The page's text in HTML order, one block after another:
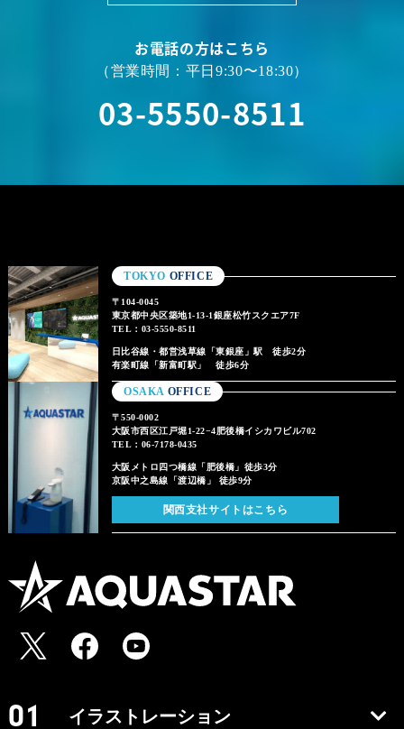
お電話の方はこちら
（営業時間：平日9:30〜18:30）
03-5550-8511
TOKYO OFFICE
〒104-0045
東京都中央区築地1-13-1銀座松竹スクエア7F
TEL：03-5550-8511
日比谷線・都営浅草線「東銀座」駅 徒歩2分
有楽町線「新富町駅」 徒歩6分
OSAKA OFFICE
〒550-0002
大阪市西区江戸堀1-22−4肥後橋イシカワビル702
TEL：06-7178-0435
大阪メトロ四つ橋線「肥後橋」徒歩3分
京阪中之島線「渡辺橋」 徒歩9分
関西支社サイトはこちら
イラストレーション